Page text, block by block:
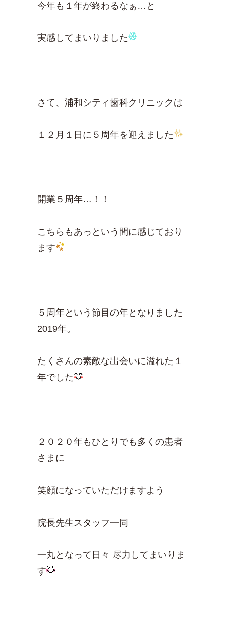
今年も１年が終わるなぁ…と
実感してまいりました
さて、浦和シティ歯科クリニックは
１２月１日に５周年を迎えました
開業５周年…！！
こちらもあっという間に感じており
ます
５周年という節目の年となりました
2019年。
たくさんの素敵な出会いに溢れた１
年でした
２０２０年もひとりでも多くの患者
さまに
笑顔になっていただけますよう
院長先生スタッフ一同
一丸となって日々 尽力してまいりま
す